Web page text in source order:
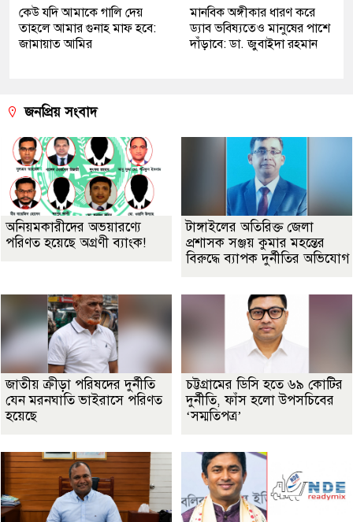
কেউ যদি আমাকে গালি দেয়
তাহলে আমার গুনাহ মাফ হবে:
জামায়াত আমির
মানবিক অঙ্গীকার ধারণ করে
ড্যাব ভবিষ্যতেও মানুষের পাশে
দাঁড়াবে: ডা. জুবাইদা রহমান
জনপ্রিয় সংবাদ
অনিয়মকারীদের অভয়ারণ্যে
পরিণত হয়েছে অগ্রণী ব্যাংক!
টাঙ্গাইলের অতিরিক্ত জেলা
প্রশাসক সঞ্জয় কুমার মহন্তের
বিরুদ্ধে ব্যাপক দুর্নীতির অভিযোগ
জাতীয় ক্রীড়া পরিষদের দুর্নীতি
যেন মরনঘাতি ভাইরাসে পরিণত
হয়েছে
চট্টগ্রামের ডিসি হতে ৬৯ কোটির
দুর্নীতি, ফাঁস হলো উপসচিবের
‘সম্মতিপত্র’